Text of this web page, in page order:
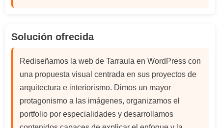
Solución ofrecida
Rediseñamos la web de Tarraula en WordPress con
una propuesta visual centrada en sus proyectos de
arquitectura e interiorismo. Dimos un mayor
protagonismo a las imágenes, organizamos el
portfolio por especialidades y desarrollamos